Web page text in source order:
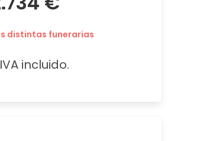
distintas funerarias
incluido.